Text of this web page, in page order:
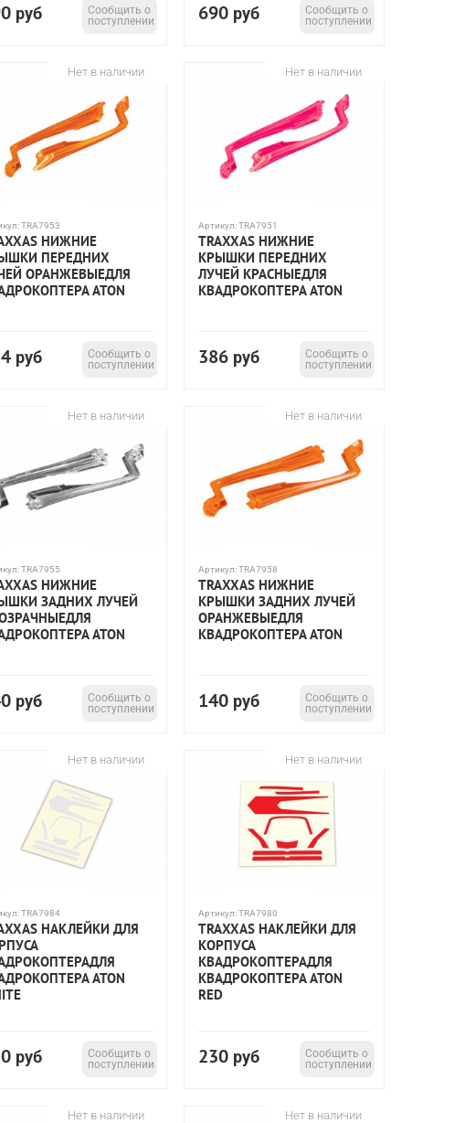
руб
Сообщить о
поступлении
690 руб
Сообщить о
поступлении
Нет в наличии
TRA7953
НИЖНИЕ
ПЕРЕДНИХ
ОРАНЖЕВЫЕДЛЯ
ATON
руб
Сообщить о
поступлении
Нет в наличии
Артикул:TRA7951
TRAXXAS НИЖНИЕ
КРЫШКИ ПЕРЕДНИХ
ЛУЧЕЙ КРАСНЫЕДЛЯ
КВАДРОКОПТЕРА ATON
386 руб
Сообщить о
поступлении
Нет в наличии
TRA7955
НИЖНИЕ
ЗАДНИХ ЛУЧЕЙ
ATON
руб
Сообщить о
поступлении
Нет в наличии
Артикул:TRA7958
TRAXXAS НИЖНИЕ
КРЫШКИ ЗАДНИХ ЛУЧЕЙ
ОРАНЖЕВЫЕДЛЯ
КВАДРОКОПТЕРА ATON
140 руб
Сообщить о
поступлении
Нет в наличии
TRA7984
НАКЛЕЙКИ ДЛЯ
ATON
руб
Сообщить о
поступлении
Нет в наличии
Артикул:TRA7980
TRAXXAS НАКЛЕЙКИ ДЛЯ
КОРПУСА
КВАДРОКОПТЕРАДЛЯ
КВАДРОКОПТЕРА ATON
RED
230 руб
Сообщить о
поступлении
Нет в наличии Нет в наличии